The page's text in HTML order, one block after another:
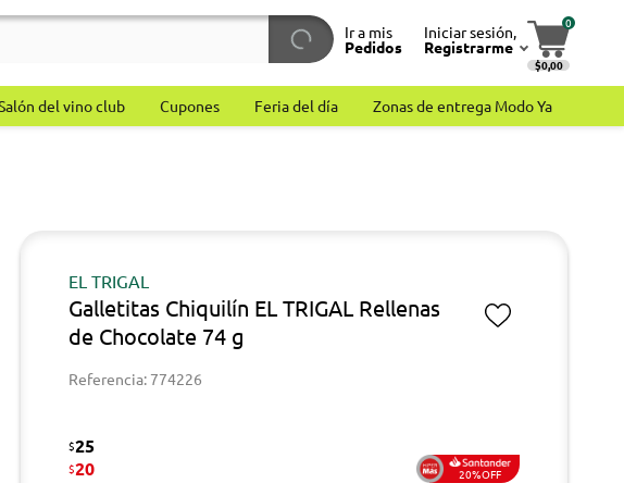
Ir a mis
Pedidos
Iniciar sesión,
Registrarme
0
$0,00
del vino club Cupones Feria del día Zonas de entrega Modo Ya
EL TRIGAL
Galletitas Chiquilín EL TRIGAL Rellenas
de Chocolate 74 g
Referencia: 774226
$25
$20 20%OFF